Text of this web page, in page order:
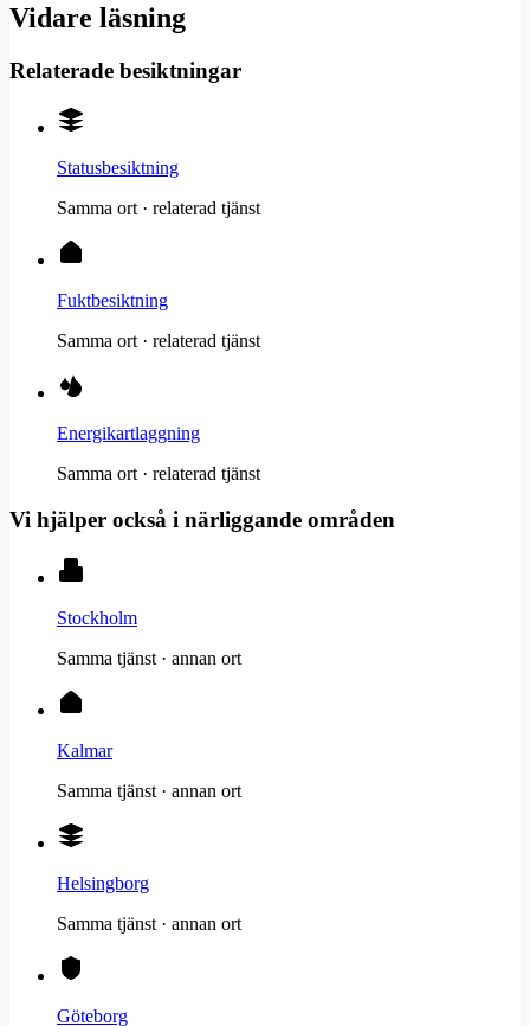
Vidare läsning
Relaterade besiktningar
Statusbesiktning
Samma ort · relaterad tjänst
Fuktbesiktning
Samma ort · relaterad tjänst
Energikartlaggning
Samma ort · relaterad tjänst
Vi hjälper också i närliggande områden
Stockholm
Samma tjänst · annan ort
Kalmar
Samma tjänst · annan ort
Helsingborg
Samma tjänst · annan ort
Göteborg